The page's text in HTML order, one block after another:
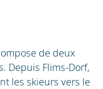
de deux
Depuis Flims-Dorf,
les skieurs vers le